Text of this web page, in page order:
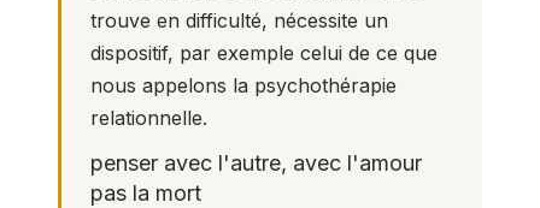
trouve en difficulté, nécessite un
dispositif, par exemple celui de ce que
nous appelons la psychothérapie
relationnelle.
penser avec l'autre, avec l'amour
pas la mort